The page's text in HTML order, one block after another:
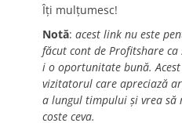
Îți mulțumesc!
Notă: acest link nu este
făcut cont de Profitshare ca
i o oportunitate bună.
vizitatorul care apreciază
a lungul timpului și vrea să
coste ceva.